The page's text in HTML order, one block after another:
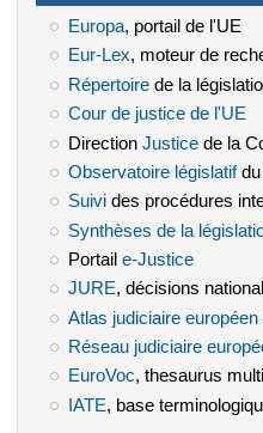
Europa(le lien est externe)
, portail de l'UE
Eur-Lex(le lien est externe)
, moteur de
Répertoire(le lien est
de la
Cour de justice de l'UE
Direction Justice(le lien
de la
Observatoire législatif(le
du
Suivi(le lien est externe)
des procédures
Synthèses de la
Portail e-Justice(le lien
JURE(le lien est externe)
, décisions
Atlas judiciaire
Réseau judiciaire
EuroVoc(le lien est externe)
, thesaurus
IATE (le lien est externe)
, base